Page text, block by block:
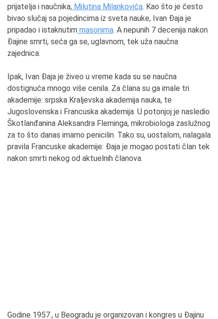
prijatelja i naučnika, Milutina Milankovića. Kao što je često
bivao slučaj sa pojedincima iz sveta nauke, Ivan Đaja je
pripadao i istaknutim masonima. A nepunih 7 decenija nakon
Đajine smrti, seća ga se, uglavnom, tek uža naučna
zajednica.
Ipak, Ivan Đaja je živeo u vreme kada su se naučna
dostignuća mnogo više cenila. Za člana su ga imale tri
akademije: srpska Kraljevska akademija nauka, te
Jugoslovenska i Francuska akademija. U potonjoj je nasledio
Škotlanđanina Aleksandra Fleminga, mikrobiologa zaslužnog
za to što danas imamo penicilin. Tako su, uostalom, nalagala
pravila Francuske akademije: Đaja je mogao postati član tek
nakon smrti nekog od aktuelnih članova.
Godine 1957., u Beogradu je organizovan i kongres u Đajinu